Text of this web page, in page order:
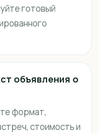
готовый
объявления о
формат,
стоимость и